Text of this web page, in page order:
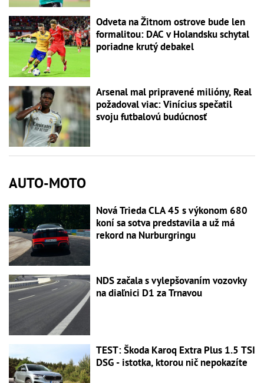
Odveta na Žitnom ostrove bude len
formalitou: DAC v Holandsku schytal
poriadne krutý debakel
Arsenal mal pripravené milióny, Real
požadoval viac: Vinícius spečatil
svoju futbalovú budúcnosť
AUTO-MOTO
Nová Trieda CLA 45 s výkonom 680
koní sa sotva predstavila a už má
rekord na Nurburgringu
NDS začala s vylepšovaním vozovky
na diaľnici D1 za Trnavou
TEST: Škoda Karoq Extra Plus 1.5 TSI
DSG - istotka, ktorou nič nepokazíte